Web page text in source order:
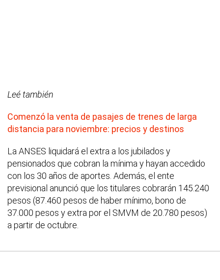
Leé también
Comenzó la venta de pasajes de trenes de larga
distancia para noviembre: precios y destinos
La ANSES liquidará el extra a los jubilados y
pensionados que cobran la mínima y hayan accedido
con los 30 años de aportes. Además, el ente
previsional anunció que los titulares cobrarán 145.240
pesos (87.460 pesos de haber mínimo, bono de
37.000 pesos y extra por el SMVM de 20.780 pesos)
a partir de octubre.